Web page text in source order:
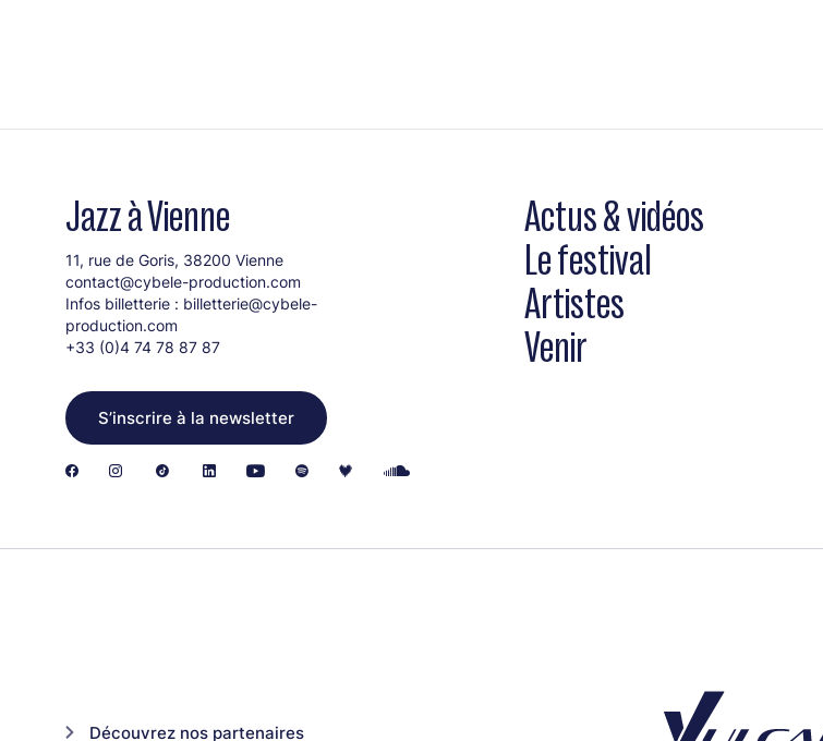
Antonin Leymarie (Percussions)
Baptiste Sarat (Trompette)
Adrien Spirli (Soubassophone)
Lucas Spirli (Accordéon)
Jazz à Vienne
11, rue de Goris, 38200 Vienne
contact@cybele-production.com
Infos billetterie : billetterie@cybele-
production.com
+33 (0)4 74 78 87 87
S’inscrire à la newsletter
Actus & vidéos
Le festival
Artistes
Venir
Découvrez nos partenaires